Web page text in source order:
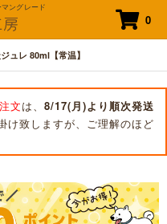
ングレード
0
ュレ 80ml【常温】
文は、 8/17(月)より順次発送
け致しますが、ご理解のほど